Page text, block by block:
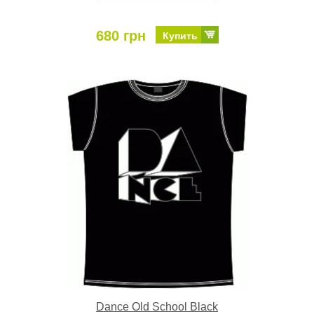
680 грн Купить
Dance Old School Black